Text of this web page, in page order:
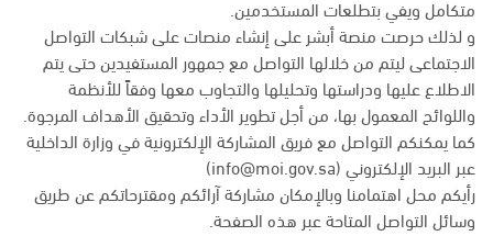
متكامل ويفي بتطلعات المستخدمين.
و لذلك حرصت منصة أبشر على إنشاء منصات على شبكات التواصل
الاجتماعى ليتم من خلالها التواصل مع جمهور المستفيدين حتى يتم
الاطلاع عليها ودراستها وتحليلها والتجاوب معها وفقاً للأنظمة
واللوائح المعمول بها، من أجل تطوير الأداء وتحقيق الأهداف المرجوة.
كما يمكنكم التواصل مع فريق المشاركة الإلكترونية في وزارة الداخلية
عبر البريد الإلكتروني (info@moi.gov.sa)
رأيكم محل اهتمامنا وبالإمكان مشاركة آرائكم ومقترحاتكم عن طريق
وسائل التواصل المتاحة عبر هذه الصفحة.